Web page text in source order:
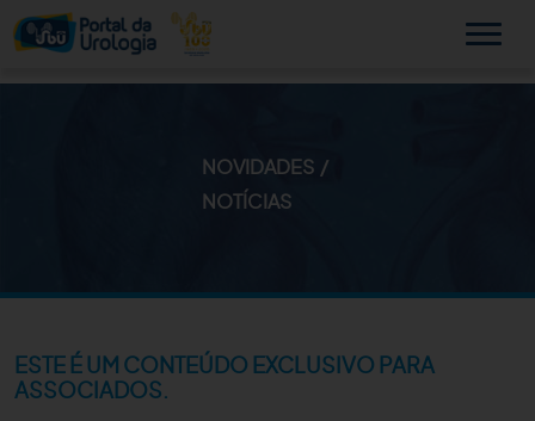
PUBLICAÇÕES
NOVIDADES
NOTÍCIAS
ESTE É UM CONTEÚDO EXCLUSIVO PARA
ASSOCIADOS.